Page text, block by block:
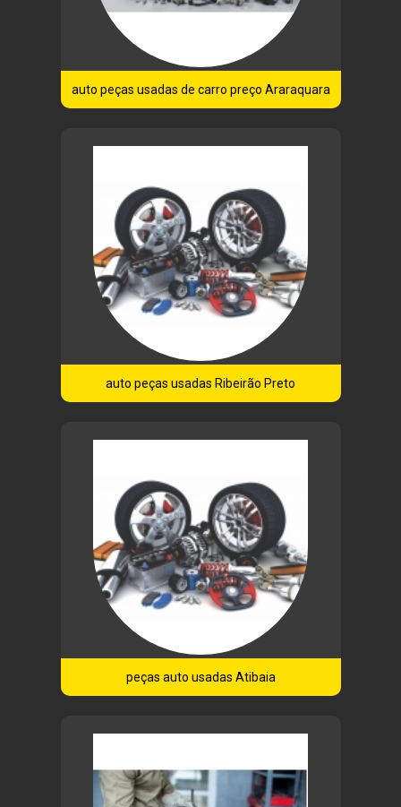
auto peças usadas de carro preço Araraquara
auto peças usadas Ribeirão Preto
peças auto usadas Atibaia